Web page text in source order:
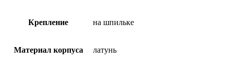
Крепление на шпильке
Материал корпуса латунь